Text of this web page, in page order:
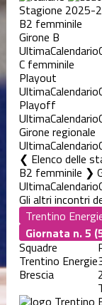
Stagione 2025-
B2 femminile
Girone B
UltimaCalendario
C femminile
Playout
UltimaCalendario
Playoff
UltimaCalendario
Girone regionale
UltimaCalendario
Elenco delle
B2 femminile ❯
UltimaCalendario
Gli altri incontri
Giornata n. 5
Squadre
Trentino Energie
Brescia